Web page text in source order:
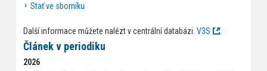
Stať ve sborníku
Další informace můžete nalézt v centrální databázi. V3S .
Článek v periodiku
2026